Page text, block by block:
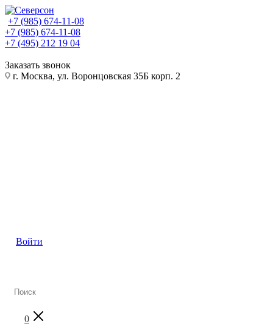
+7 (985) 674-11-08
+7 (985) 674-11-08
+7 (495) 212 19 04
Заказать звонок
г. Москва, ул. Воронцовская 35Б корп. 2
Войти
Матрасы для животных
Матрасы
0